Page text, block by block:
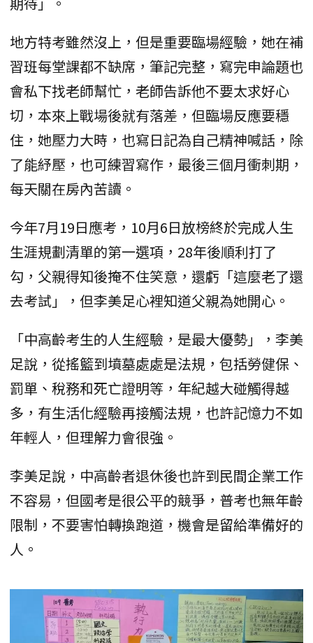
地方特考雖然沒上，但是重要臨場經驗，她在補
習班每堂課都不缺席，筆記完整，寫完申論題也
會私下找老師幫忙，老師告訴他不要太求好心
切，本來上戰場後就有落差，但臨場反應要穩
住，她壓力大時，也寫日記為自己精神喊話，除
了能紓壓，也可練習寫作，最後三個月衝刺期，
每天關在房內苦讀。
今年7月19日應考，10月6日放榜終於完成人生
生涯規劃清單的第一選項，28年後順利打了
勾，父親得知後掩不住笑意，還虧「這麼老了還
去考試」，但李美足心裡知道父親為她開心。
「中高齡考生的人生經驗，是最大優勢」，李美
足說，從搖籃到墳墓處處是法規，包括勞健保、
罰單、稅務和死亡證明等，年紀越大碰觸得越
多，有生活化經驗再接觸法規，也許記憶力不如
年輕人，但理解力會很強。
李美足說，中高齡者退休後也許到民間企業工作
不容易，但國考是很公平的競爭，普考也無年齡
限制，不要害怕轉換跑道，機會是留給準備好的
人。